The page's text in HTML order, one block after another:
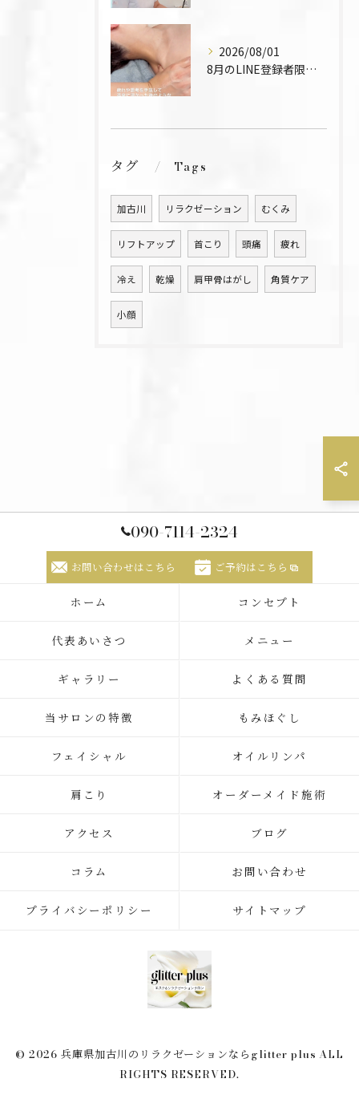
2026/08/01
8月のLINE登録者限定メニュー🍉
タグ Tags
加古川 リラクゼーション むくみ
リフトアップ 首こり 頭痛 疲れ
冷え 乾燥 肩甲骨はがし 角質ケア
小顔
090-7114-2324
お問い合わせはこちら ご予約はこちら
ホーム コンセプト
代表あいさつ メニュー
ギャラリー よくある質問
当サロンの特徴 もみほぐし
フェイシャル オイルリンパ
肩こり オーダーメイド施術
アクセス ブログ
コラム お問い合わせ
プライバシーポリシー サイトマップ
© 2026 兵庫県加古川のリラクゼーションならglitter plus ALL
RIGHTS RESERVED.